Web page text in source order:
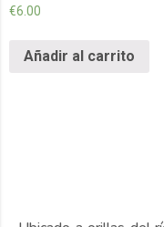
€6.00
Añadir al carrito